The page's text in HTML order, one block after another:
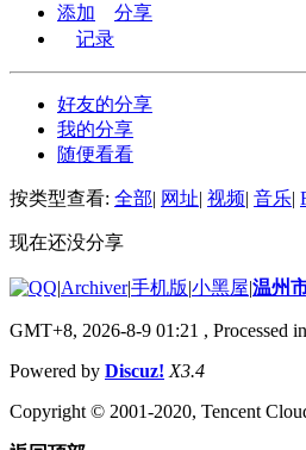
添加
分享
记录
好友的分享
我的分享
随便看看
按类型查看: 全部| 网址| 视频| 音乐|
现在还没分享
|Archiver|手机版|小黑屋|温州
GMT+8, 2026-8-9 01:21 , Processed
Powered by Discuz! X3.4
Copyright © 2001-2020, Tencent